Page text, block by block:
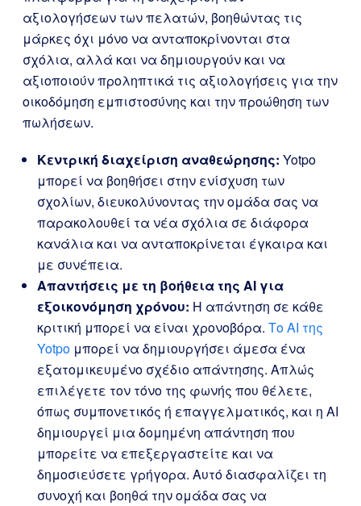
αξιολογήσεων των πελατών, βοηθώντας τις
μάρκες όχι μόνο να ανταποκρίνονται στα
σχόλια, αλλά και να δημιουργούν και να
αξιοποιούν προληπτικά τις αξιολογήσεις για την
οικοδόμηση εμπιστοσύνης και την προώθηση των
πωλήσεων.
Κεντρική διαχείριση αναθεώρησης: Yotpo
μπορεί να βοηθήσει στην ενίσχυση των
σχολίων, διευκολύνοντας την ομάδα σας να
παρακολουθεί τα νέα σχόλια σε διάφορα
κανάλια και να ανταποκρίνεται έγκαιρα και
με συνέπεια.
Απαντήσεις με τη βοήθεια της AI για
εξοικονόμηση χρόνου: Η απάντηση σε κάθε
κριτική μπορεί να είναι χρονοβόρα. Το AI της
Yotpo μπορεί να δημιουργήσει άμεσα ένα
εξατομικευμένο σχέδιο απάντησης. Απλώς
επιλέγετε τον τόνο της φωνής που θέλετε,
όπως συμπονετικός ή επαγγελματικός, και η AI
δημιουργεί μια δομημένη απάντηση που
μπορείτε να επεξεργαστείτε και να
δημοσιεύσετε γρήγορα. Αυτό διασφαλίζει τη
συνοχή και βοηθά την ομάδα σας να